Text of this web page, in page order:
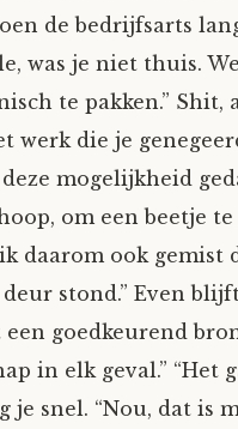
de bedrijfsarts
was je niet thuis.
te pakken.” Shit,
werk die je
mogelijkheid
om een beetje
daarom ook gemist
stond.” Even
goedkeurend
in elk geval.” “Het
je snel. “Nou, dat is